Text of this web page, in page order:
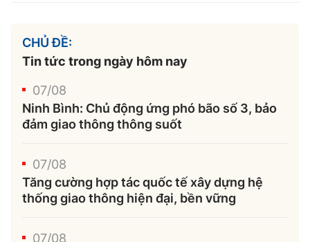
CHỦ ĐỀ:
Tin tức trong ngày hôm nay
07/08
Ninh Bình: Chủ động ứng phó bão số 3, bảo
đảm giao thông thông suốt
07/08
Tăng cường hợp tác quốc tế xây dựng hệ
thống giao thông hiện đại, bền vững
07/08